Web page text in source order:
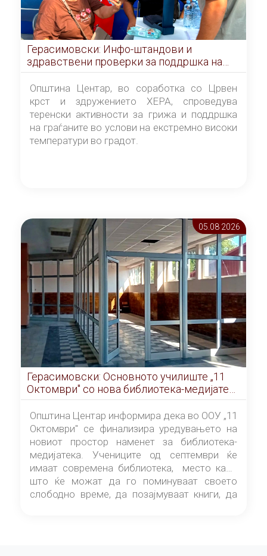
Герасимовски: Инфо-штандови и
здравствени проверки за поддршка на
граѓаните во услови на топлотен бран
Општина Центар, во соработка со Црвен
крст и здружението ХЕРА, спроведува
теренски активности за грижа и поддршка
на граѓаните во услови на екстремно високи
температури во градот.
05.08 2026
Герасимовски: Основното училиште „11
Октомври" со нова библиотека-медијатека
од септември
Општина Центар информира дека во ООУ „11
Октомври" се финализира уредувањето на
новиот простор наменет за библиотека-
медијатека. Учениците од септември ќе
имаат современа библиотека, место каде
што ќе можат да го поминуваат своето
слободно време, да позајмуваат книги, да